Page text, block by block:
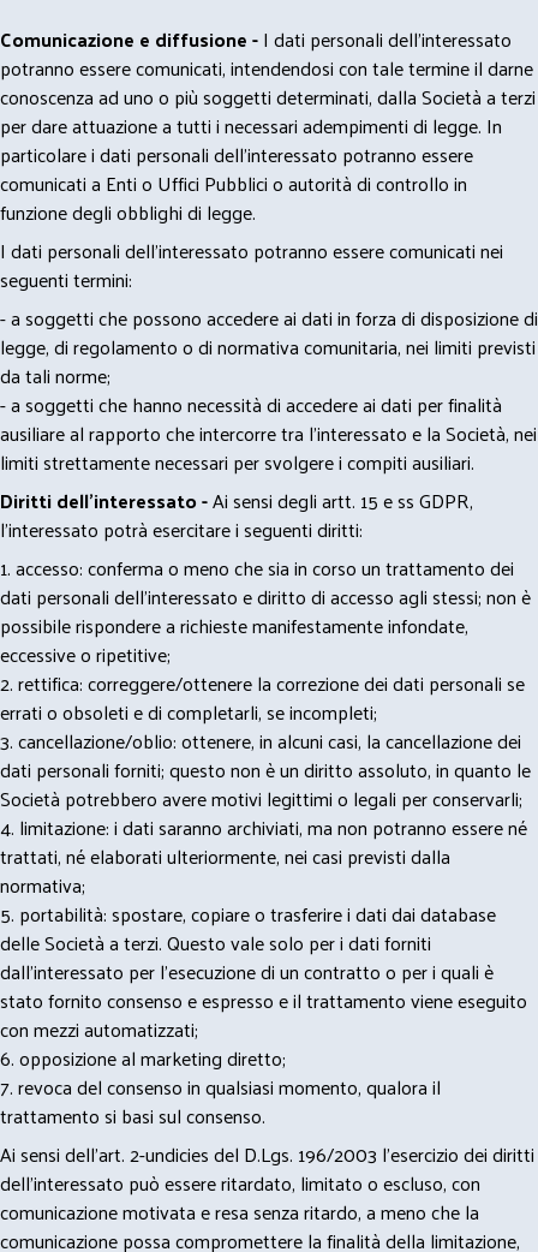
Comunicazione e diffusione -I dati personali dell’interessato
potranno essere comunicati, intendendosi con tale termine il darne
conoscenza ad uno o più soggetti determinati, dalla Società a terzi
per dare attuazione a tutti i necessari adempimenti di legge. In
particolare i dati personali dell’interessato potranno essere
comunicati a Enti o Uffici Pubblici o autorità di controllo in
funzione degli obblighi di legge.
I dati personali dell’interessato potranno essere comunicati nei
seguenti termini:
- a soggetti che possono accedere ai dati in forza di disposizione di
legge, di regolamento o di normativa comunitaria, nei limiti previsti
da tali norme;
- a soggetti che hanno necessità di accedere ai dati per finalità
ausiliare al rapporto che intercorre tra l’interessato e la Società, nei
limiti strettamente necessari per svolgere i compiti ausiliari.
Diritti dell’interessato -Ai sensi degli artt. 15 e ss GDPR,
l’interessato potrà esercitare i seguenti diritti:
1. accesso: conferma o meno che sia in corso un trattamento dei
dati personali dell’interessato e diritto di accesso agli stessi; non è
possibile rispondere a richieste manifestamente infondate,
eccessive o ripetitive;
2. rettifica: correggere/ottenere la correzione dei dati personali se
errati o obsoleti e di completarli, se incompleti;
3. cancellazione/oblio: ottenere, in alcuni casi, la cancellazione dei
dati personali forniti; questo non è un diritto assoluto, in quanto le
Società potrebbero avere motivi legittimi o legali per conservarli;
4. limitazione: i dati saranno archiviati, ma non potranno essere né
trattati, né elaborati ulteriormente, nei casi previsti dalla
normativa;
5. portabilità: spostare, copiare o trasferire i dati dai database
delle Società a terzi. Questo vale solo per i dati forniti
dall’interessato per l’esecuzione di un contratto o per i quali è
stato fornito consenso e espresso e il trattamento viene eseguito
con mezzi automatizzati;
6. opposizione al marketing diretto;
7. revoca del consenso in qualsiasi momento, qualora il
trattamento si basi sul consenso.
Ai sensi dell’art. 2-undicies del D.Lgs. 196/2003 l’esercizio dei diritti
dell’interessato può essere ritardato, limitato o escluso, con
comunicazione motivata e resa senza ritardo, a meno che la
comunicazione possa compromettere la finalità della limitazione,